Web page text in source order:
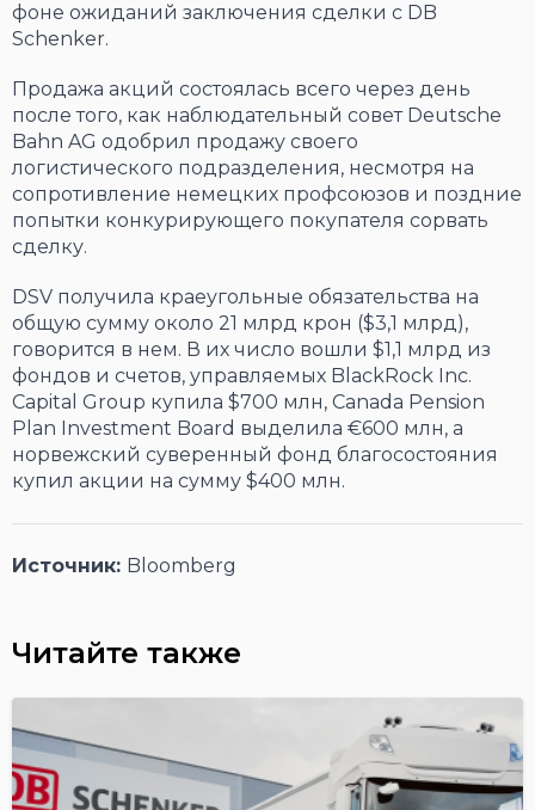
фоне ожиданий заключения сделки с DB
Schenker.
Продажа акций состоялась всего через день
после того, как наблюдательный совет Deutsche
Bahn AG одобрил продажу своего
логистического подразделения, несмотря на
сопротивление немецких профсоюзов и поздние
попытки конкурирующего покупателя сорвать
сделку.
DSV получила краеугольные обязательства на
общую сумму около 21 млрд крон ($3,1 млрд),
говорится в нем. В их число вошли $1,1 млрд из
фондов и счетов, управляемых BlackRock Inc.
Capital Group купила $700 млн, Canada Pension
Plan Investment Board выделила €600 млн, а
норвежский суверенный фонд благосостояния
купил акции на сумму $400 млн.
Источник: Bloomberg
Читайте также